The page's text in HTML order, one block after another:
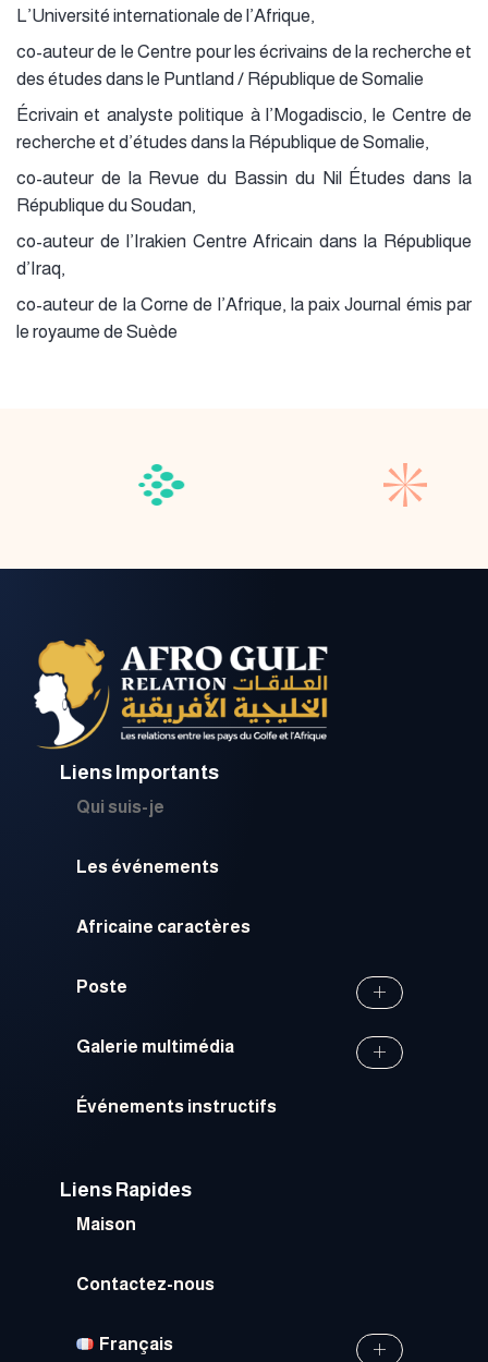
L’Université internationale de l’Afrique,
co-auteur de le Centre pour les écrivains de la recherche et
des études dans le Puntland / République de Somalie
Écrivain et analyste politique à l’Mogadiscio, le Centre de
recherche et d’études dans la République de Somalie,
co-auteur de la Revue du Bassin du Nil Études dans la
République du Soudan,
co-auteur de l’Irakien Centre Africain dans la République
d’Iraq,
co-auteur de la Corne de l’Afrique, la paix Journal émis par
le royaume de Suède
Liens Importants
Qui suis-je
Les événements
Africaine caractères
Poste
Galerie multimédia
Événements instructifs
Liens Rapides
Maison
Contactez-nous
Français